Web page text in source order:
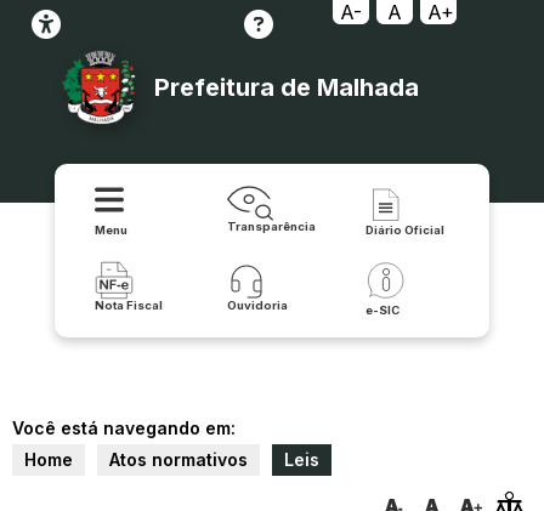
A- A A+
Prefeitura de Malhada
Menu Transparência Diário Oficial
Nota Fiscal Ouvidoria e-SIC
Você está navegando em:
Home
Atos normativos Leis